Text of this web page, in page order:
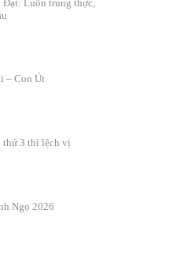
Đạt: Luôn trung thực,
– Con Út
thứ 3 thì lệch vị
Ngọ 2026